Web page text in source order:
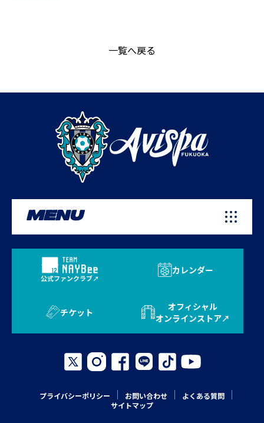
一覧へ戻る
MENU
公式ファンクラブ
カレンダー
チケット
オフィシャル
オンラインストア
プライバシーポリシー お問い合わせ
よくある質問
サイトマップ